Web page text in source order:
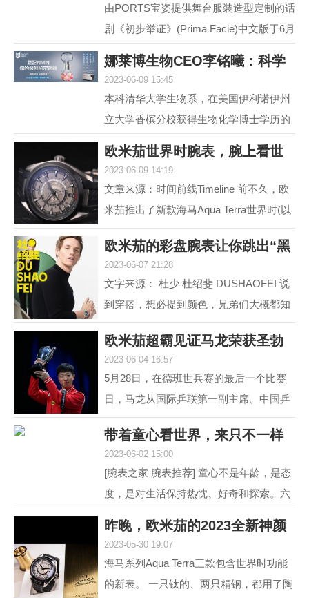
由PORTS宝姿提供舞台服装造型定制的话
剧《初步举证》(Prima Facie)中文版于6月
演帷幕。中文版话...
娜莱博生物CEO李铭曦：科学
2023-06-09 15:45
本科清华大学生物系，在美国伊利诺伊州
立大学香槟分校获得生物化学博士学历的
学成后，他长期从事...
欧米茄世界时腕表，腕上看世
2023-06-09 14:19
文章来源：时间前线Timeline 前不久，欧
米茄推出了新款海马Aqua Terra世界时(以
下简称，海马AT)。虽然，海马AT世界
时，之前在2017年就...
欧米茄的彩盘腕表让你跳出“黑
2023-06-07 21:28
文字来源： 杜少 杜绍斐 DUSHAOFEI 说
到穿搭，想必提到颜色，兄弟们大概都知
道 黑白灰，向来是男人不出错的选择。
就如姑娘往往形容一...
欧米茄超霸见证马龙荣获圣勃
2023-06-04 16:57
5月28日，在德班世兵赛的最后一个比赛
日，马龙从国际乒联第一副主席、中国乒
协主席刘国梁的手中接过了复刻圣勃莱德
杯，这是对他从2015...
带着童心看世界，来只不一样
2023-06-02 15:00
[腕表之家 腕表推荐] 童心不是年龄，是态
度，是对生活保持热忱、好奇和探索。六
茄彩色盘面腕表，...
昨晚，欧米茄的2023全新神颜
2023-05-30 19:07
海马系列Aqua Terra三款包含世界时功能
的新表。 一只钛的、两只精钢，都用了陶